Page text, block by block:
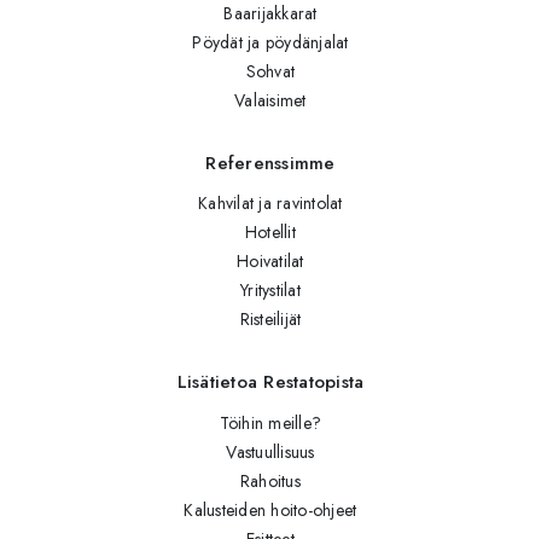
Baarijakkarat
Pöydät ja pöydänjalat
Sohvat
Valaisimet
Referenssimme
Kahvilat ja ravintolat
Hotellit
Hoivatilat
Yritystilat
Risteilijät
Lisätietoa Restatopista
Töihin meille?
Vastuullisuus
Rahoitus
Kalusteiden hoito-ohjeet